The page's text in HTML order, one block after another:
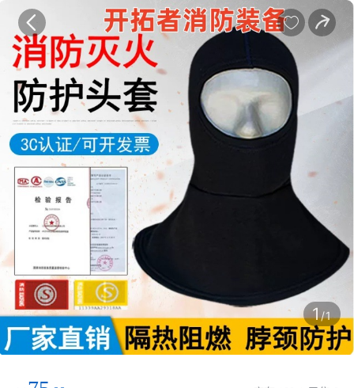
目录 评价 详情 

1/1